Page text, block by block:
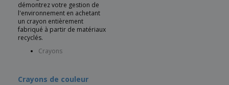
démontrez votre gestion de
l'environnement en achetant
un crayon entièrement
fabriqué à partir de matériaux
recyclés.
Crayons
Crayons de couleur